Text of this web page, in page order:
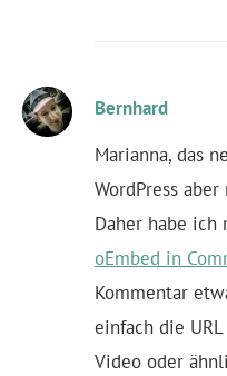
Bernhard
Marianna, das
WordPress
Daher habe ich
oEmbed in
Kommentar
einfach die URL
Video oder